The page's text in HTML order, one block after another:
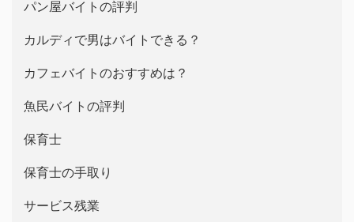
パン屋バイトの評判
カルディで男はバイトできる？
カフェバイトのおすすめは？
魚民バイトの評判
保育士
保育士の手取り
サービス残業